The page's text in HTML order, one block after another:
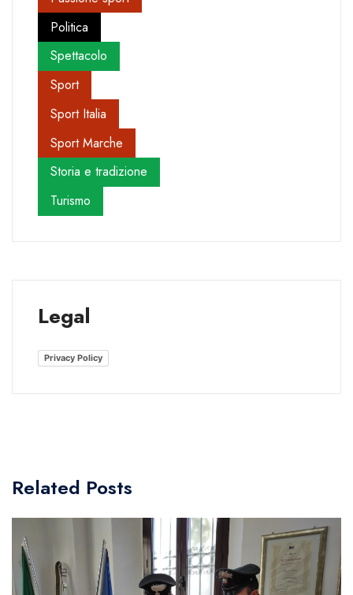
Politica
Spettacolo
Sport
Sport Italia
Sport Marche
Storia e tradizione
Turismo
Legal
Privacy Policy
Related Posts